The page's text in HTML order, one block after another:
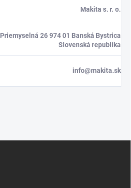
Makita s. r. o.
Priemyselná 26 974 01 Banská Bystrica
Slovenská republika
info@makita.sk